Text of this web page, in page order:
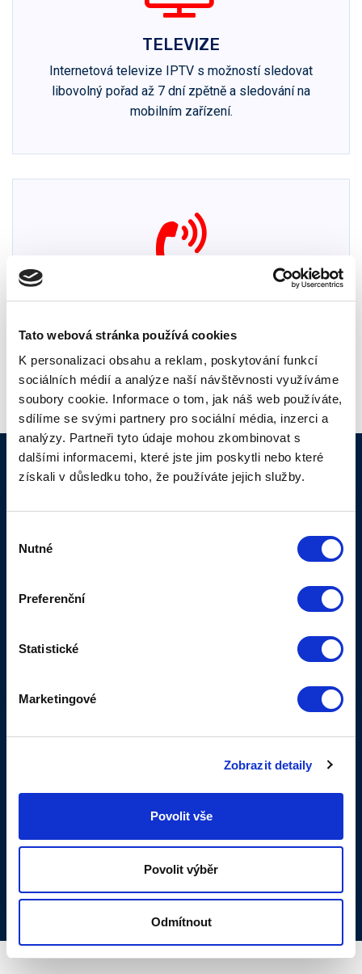
Tato webová stránka používá cookies
K personalizaci obsahu a reklam, poskytování funkcí
sociálních médií a analýze naší návštěvnosti využíváme
soubory cookie. Informace o tom, jak náš web používáte,
sdílíme se svými partnery pro sociální média, inzerci a
analýzy. Partneři tyto údaje mohou zkombinovat s
dalšími informacemi, které jste jim poskytli nebo které
získali v důsledku toho, že používáte jejich služby.
souhlasu
Nutné
Preferenční
Statistické
Marketingové
Zobrazit detaily
Povolit vše
Povolit výběr
Odmítnout
TELEVIZE
Internetová televize IPTV s možností sledovat
libovolný pořad až 7 dní zpětně a sledování na
mobilním zařízení.
VOLÁNÍ
Aktuality
Kamera čápi
adrese www.capibrandys.cz můžete
síti.
VÍCE...
Od dubna spouštíme nové www
stránky, doufáme, že přispějí k
přehlednosti naší nabídky. Případné
komplikace nám prosím nahlaste na
noc@ttnet.cz.